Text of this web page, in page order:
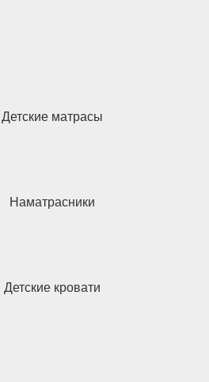
Детские матрасы
Наматрасники
Детские кровати